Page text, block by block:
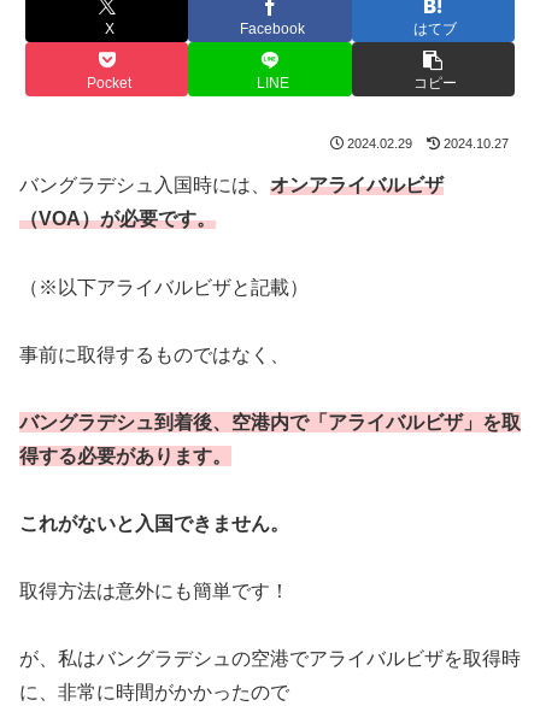
X Facebook はてブ
Pocket LINE コピー
2024.02.29 2024.10.27
バングラデシュ入国時には、 オンアライバルビザ
（VOA）が必要です。
（※以下アライバルビザと記載）
事前に取得するものではなく、
バングラデシュ到着後、空港内で「アライバルビザ」を取
得する必要があります。
これがないと入国できません。
取得方法は意外にも簡単です！
が、私はバングラデシュの空港でアライバルビザを取得時
に、非常に時間がかかったので